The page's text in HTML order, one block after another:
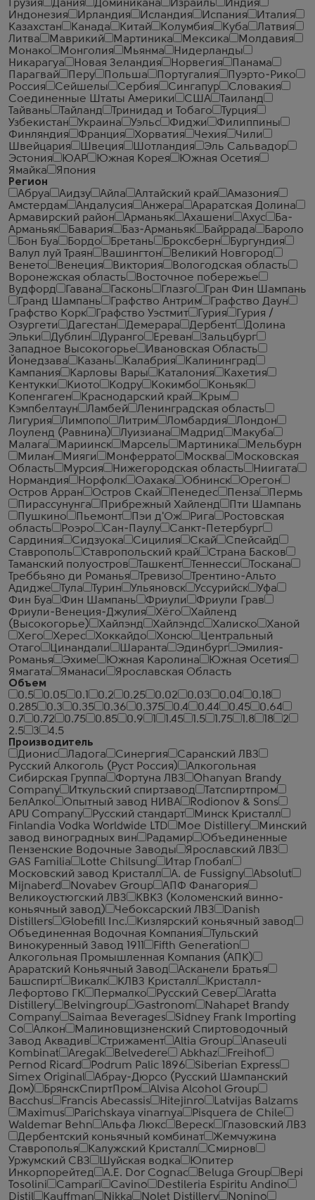
Грузия
Дания Доминикана Израиль
Индия
Индонезия
Ирландия Исландия Испания
Италия
Казахстан
Канада Китай Колумбия Куба
Латвия
Литва
Маврикий Мартиника Мексика
Молдавия
Монако
Монголия Мьянма
Нидерланды
Никарагуа
Новая Зеландия Норвегия
Панама
Парагвай
Перу Польша Португалия
Пуэрто-Рико
Россия
Сейшелы Сербия Сингапур
Словакия
Соединенные Штаты Америки
США
Таиланд
Тайвань
Тайланд Тринидад и Тобаго
Турция
Узбекистан
Украина Уэльс Фиджи
Филиппины
Финляндия
Франция Хорватия Чехия
Чили
Швейцария
Швеция Шотландия
Эль Сальвадор
Эстония
ЮАР Южная Корея
Южная Осетия
Ямайка
Япония
Регион
Абруа
Аидзу Айла Алтайский край
Амазония
Амстердам
Андалусия Анжера
Араратская Долина
Армавирский район
Арманьяк Ахашени Ахус
Ба-
Арманьяк
Бавария Баз-Арманьяк Байррада
Бароло
Бон Буа
Бордо Бретань Броксберн
Бургундия
Валул луй Траян
Вашингтон
Великий Новгород
Венето
Венеция Виктория
Вологодская область
Воронежская область
Восточное побережье
Вудфорд
Гавана Гасконь Глазго
Гран Фин Шампань
Гранд Шампань
Графство Антрим
Графство Даун
Графство Корк
Графство Уэстмит Гурия
Гурия /
Озургети
Дагестан Демерара Дербент
Долина
Эльки
Дублин Дуранго Ереван
Зальцбург
Западное Высокогорье
Ивановская Область
Йонедзава
Казань Калабрия
Калининград
Кампания
Карловы Вары Каталония
Кахетия
Кентукки
Киото Кодру Кокимбо
Коньяк
Копенгаген
Краснодарский край
Крым
Кэмпбелтаун
Ламбей
Ленинградская область
Лигурия
Лимпопо Литрим Ломбардия
Лондон
Лоуленд (Равнина)
Луизиана Мадрид
Макуба
Малага
Мариинск Марсель Мартиника
Мельбурн
Милан
Мияги Монферрато Москва
Московская
Область
Мурсия Нижегородская область
Ниигата
Нормандия
Норфолк Оахака Обнинск
Орегон
Остров Арран
Остров Скай Пенедес Пенза
Пермь
Пирассунунга
Прибрежный Хайленд
Пти Шампань
Пушкино
Пьемонт Пэи д'Ож Рига
Ростовская
область
Роэро Сан-Паулу
Санкт-Петербург
Сардиния
Сидзуока Сицилия Скай
Спейсайд
Ставрополь
Ставропольский край
Страна Басков
Таманский полуостров
Ташкент Теннесси
Тоскана
Треббьяно ди Романья
Тревизо
Трентино-Альто
Адидже
Тула Турин Ульяновск Уссурийск
Уфа
Фин Буа
Фин Шампань Фриули
Фриули Грав
Фриули-Венеция-Джулия
Хёго
Хайленд
(Высокогорье)
Хайлэнд Хайлэндс Халиско
Ханой
Хего
Херес Хоккайдо Хонсю
Центральный
Отаго
Цинандали Шаранта Эдинбург
Эмилия-
Романья
Эхиме Южная Каролина
Южная Осетия
Ямагата
Яманаси
Ярославская Область
Объем
0.5
0.05 0.1 0.2 0.25 0.02 0.03 0.04
0.18
0.285
0.3 0.35 0.36 0.375 0.4 0.44 0.45
0.64
0.7
0.72 0.75 0.85 0.9 1.45 1.5 1.75 1.8 18
2
2.5
3
4.5
Производитель
Дионис
Ладога Синергия
Саранский ЛВЗ
Русский Алкоголь (Руст Россия)
Алкогольная
Сибирская Группа
Фортуна ЛВЗ
Ohanyan Brandy
Company
Иткульский спиртзавод
Татспиртпром
БелАлко
Опытный завод НИВА
Rodionov & Sons
APU Company
Русский стандарт
Минск Кристалл
Finlandia Vodka Worldwide LTD
Moe Distillery
Минский
завод виноградных вин
Радамир
Объединенные
Пензенские Водочные Заводы
Ярославский ЛВЗ
GAS Familia
Lotte Chilsung
Итар Глобал
Московский завод Кристалл
A. de Fussigny
Absolut
Mijnaberd
Novabev Group
АПФ Фанагория
Великоустюгский ЛВЗ
КВКЗ (Коломенский винно-
коньячный завод)
Чебоксарский ЛВЗ
Danish
Distillers
Globefill Inc.
Кизлярский коньячный завод
Объединенная Водочная Компания
Тульский
Винокуренный Завод 1911
Fifth Generation
Алкогольная Промышленная Компания (АПК)
Араратский Коньячный Завод
Асканели Братья
Башспирт
Викалк КЛВЗ Кристалл
Кристалл-
Лефортово ГК
Пермалко Русский Север
Aratta
Distillery
Belvingroup Gastronom
Nahapet Brandy
Company
Saimaa Beverages
Sidney Frank Importing
Co
Алкон
Малиновщизненский Спиртоводочный
Завод Аквадив
Стрижамент Altia Group
Anaseuli
Kombinat
Aregak Belvedere Abkhaz
Freihof
Pernod Ricard
Podrum Palic 1896
Siberian Express
Simex Original
Абрау-Дюрсо (Русский Шампанский
Дом)
БрянскСпиртПром
Alvisa Alcohol Group
Bacchus
Francis Abecassis Hitejinro
Latvijas Balzams
Maximus
Parichskaya vinarnya
Pisquera de Chile
Waldemar Behn
Альфа Люкс Вереск
Глазовский ЛВЗ
Дербентский коньячный комбинат
Жемчужина
Ставрополья
Калужский Кристалл
Смирнов
Уржумский СВЗ
Шуйская водка
Юпитер
Инкорпорейтед
A.E. Dor Cognac Beluga Group
Bepi
Tosolini
Campari Cavino
Destileria Espiritu Andino
Distil
Kauffman Nikka Nolet Distillery Nonino